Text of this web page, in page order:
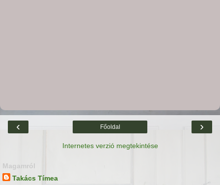
‹ ›
Főoldal
Internetes verzió megtekintése
Magamról
Takács Tímea